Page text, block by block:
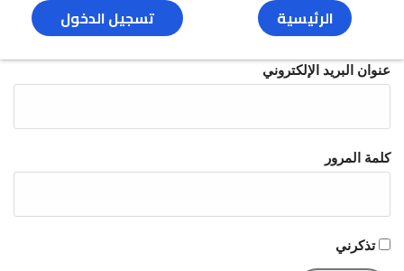
الرئيسية تسجيل الدخول
عنوان البريد الإلكتروني
كلمة المرور
تذكرني